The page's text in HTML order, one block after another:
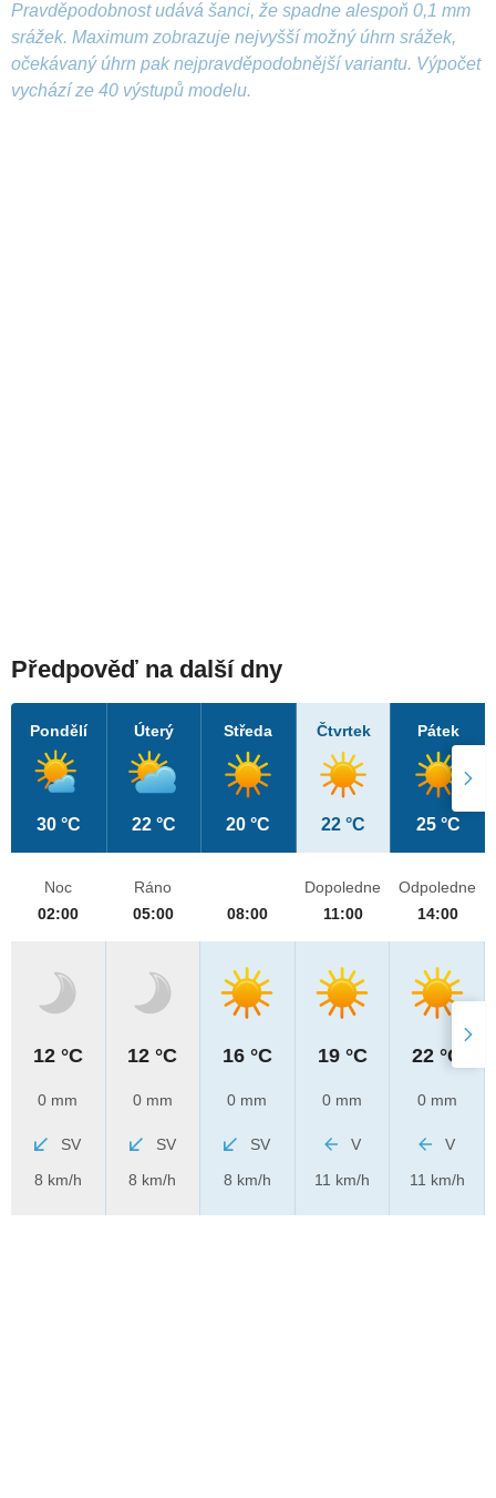
Pravděpodobnost udává šanci, že spadne alespoň 0,1 mm
srážek. Maximum zobrazuje nejvyšší možný úhrn srážek,
očekávaný úhrn pak nejpravděpodobnější variantu. Výpočet
vychází ze 40 výstupů modelu.
Předpověď na další dny
Pondělí
30 °C
Úterý
22 °C
Středa
20 °C
Čtvrtek
22 °C
Pátek
25 °C
Noc
02:00
12 °C
0 mm
SV
8 km/h
Ráno
05:00
12 °C
0 mm
SV
8 km/h
08:00
16 °C
0 mm
SV
8 km/h
Dopoledne
11:00
19 °C
0 mm
V
11 km/h
Odpoledne
14:00
22 °C
0 mm
V
11 km/h